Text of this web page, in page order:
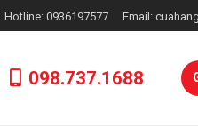
Hotline: 0936197577 Email:
098.737.1688